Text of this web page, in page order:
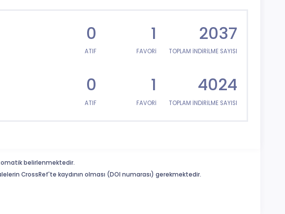
0
ATIF
1
FAVORİ
2037
TOPLAM İNDİRİLME SAYISI
0
ATIF
1
FAVORİ
4024
TOPLAM İNDİRİLME SAYISI
belirlenmektedir.
CrossRef'te kaydının olması (DOI numarası) gerekmektedir.